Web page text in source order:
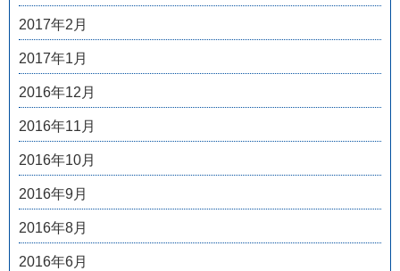
2017年2月
2017年1月
2016年12月
2016年11月
2016年10月
2016年9月
2016年8月
2016年6月